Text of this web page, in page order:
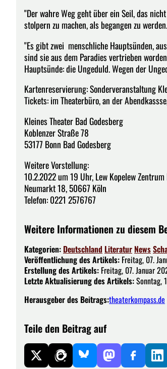
"Der wahre Weg geht über ein Seil, das
stolpern zu machen, als begangen zu
"Es gibt zwei menschliche Hauptsünden,
sind sie aus dem Paradies vertrieben
Hauptsünde: die Ungeduld. Wegen der
Kartenreservierung: Sonderveranstaltung
Tickets: im Theaterbüro, an der
Kleines Theater Bad Godesberg
Koblenzer Straße 78
53177 Bonn Bad Godesberg
Weitere Vorstellung:
10.2.2022 um 19 Uhr, Lew Kopelew Zentrum
Neumarkt 18, 50667 Köln
Telefon: 0221 2576767
Weitere Informationen zu diesem
Kategorien: Deutschland Literatur News
Veröffentlichung des Artikels: Freitag, 07.
Erstellung des Artikels: Freitag, 07. Januar
Letzte Aktualisierung des Artikels:Sonntag,
Herausgeber des Beitrags:theaterkompass.de
Teile den Beitrag auf